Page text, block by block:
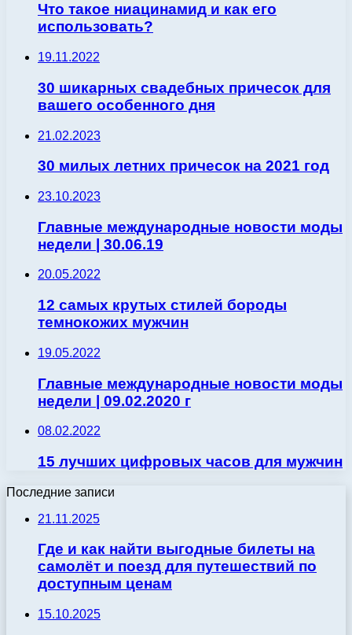
Что такое ниацинамид и как его
использовать?
19.11.2022
30 шикарных свадебных причесок для
вашего особенного дня
21.02.2023
30 милых летних причесок на 2021 год
23.10.2023
Главные международные новости моды
недели | 30.06.19
20.05.2022
12 самых крутых стилей бороды
темнокожих мужчин
19.05.2022
Главные международные новости моды
недели | 09.02.2020 г
08.02.2022
15 лучших цифровых часов для мужчин
Последние записи
21.11.2025
Где и как найти выгодные билеты на
самолёт и поезд для путешествий по
доступным ценам
15.10.2025